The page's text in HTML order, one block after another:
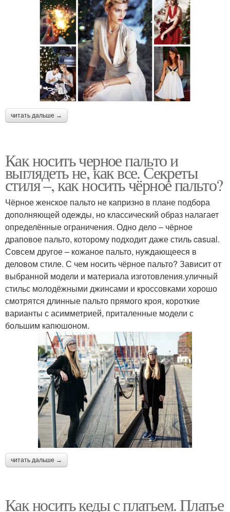
читать дальше →
Как носить черное пальто и
выглядеть не, как все. Секреты
стиля –, как носить чёрное пальто?
Чёрное женское пальто не капризно в плане подбора
дополняющей одежды, но классический образ налагает
определённые ограничения. Одно дело – чёрное
драповое пальто, которому подходит даже стиль casual.
Совсем другое – кожаное пальто, нуждающееся в
деловом стиле. С чем носить чёрное пальто? Зависит от
выбранной модели и материала изготовления.уличный
стильс молодёжными джинсами и кроссовками хорошо
смотрятся длинные пальто прямого кроя, короткие
варианты с асимметрией, приталенные модели с
большим капюшоном.
читать дальше →
Как носить кеды с платьем. Платье